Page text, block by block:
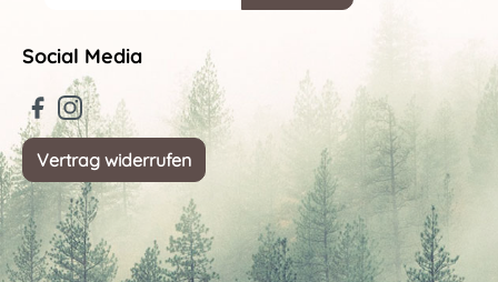
Social Media
Vertrag widerrufen